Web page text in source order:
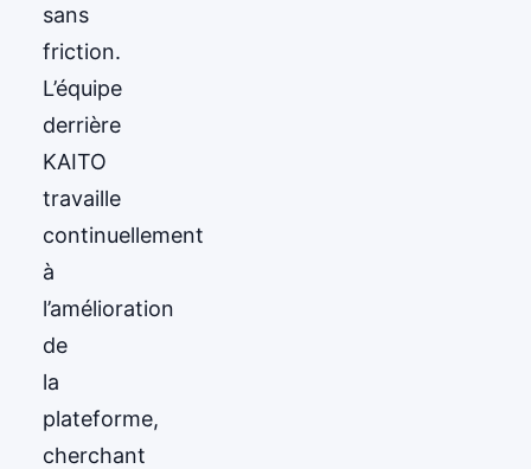
sans
friction.
L’équipe
derrière
KAITO
travaille
continuellement
à
l’amélioration
de
la
plateforme,
cherchant